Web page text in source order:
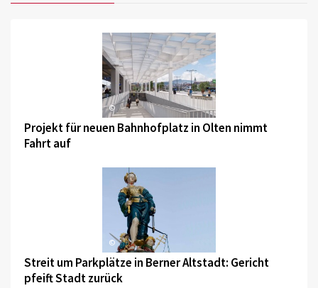
©
Projekt für neuen Bahnhofplatz in Olten nimmt
Fahrt auf
©
Streit um Parkplätze in Berner Altstadt: Gericht
pfeift Stadt zurück